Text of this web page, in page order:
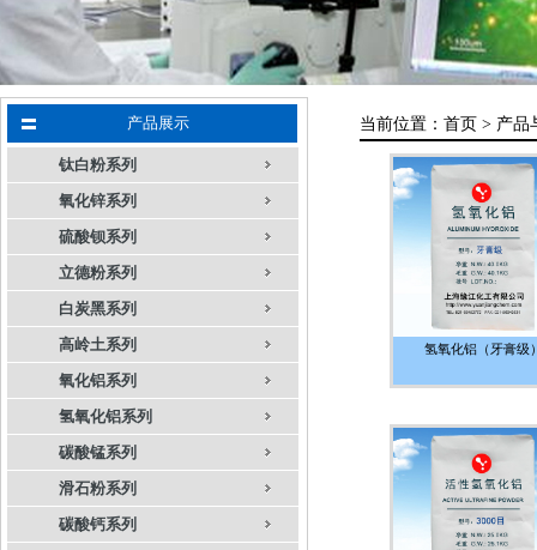
产品展示
钛白粉系列
氧化锌系列
硫酸钡系列
立德粉系列
白炭黑系列
高岭土系列
氧化铝系列
氢氧化铝系列
碳酸锰系列
滑石粉系列
碳酸钙系列
当前位置： 首页 > 产品
氢氧化铝（牙膏级